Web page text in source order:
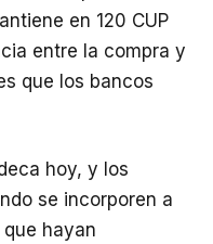
en 120 CUP
entre la compra y
que los bancos
hoy, y los
se incorporen a
hayan